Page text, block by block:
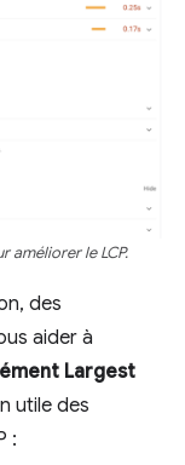
améliorer le LCP.
des
aider à
Largest
utile des
: